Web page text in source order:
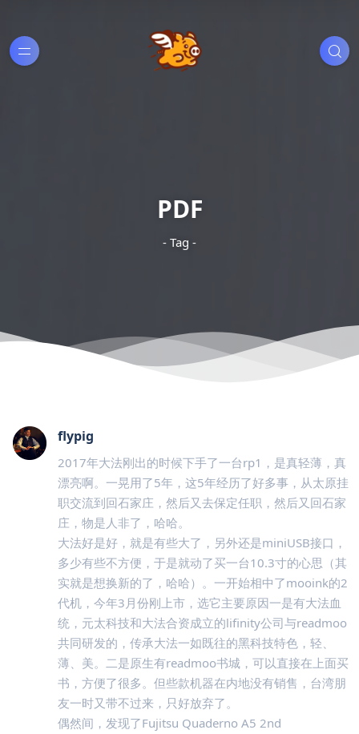
PDF
- Tag -
flypig
2017年大法刚出的时候下手了一台rp1，是真轻薄，真
漂亮啊。一晃用了5年，这5年经历了好多事，从太原挂
职交流到回石家庄，然后又去保定任职，然后又回石家
庄，物是人非了，哈哈。
大法好是好，就是有些大了，另外还是miniUSB接口，
多少有些不方便，于是就动了买一台10.3寸的心思（其
实就是想换新的了，哈哈）。一开始相中了mooink的2
代机，今年3月份刚上市，选它主要原因一是有大法血
统，元太科技和大法合资成立的lifinity公司与readmoo
共同研发的，传承大法一如既往的黑科技特色，轻、
薄、美。二是原生有readmoo书城，可以直接在上面买
书，方便了很多。但些款机器在内地没有销售，台湾朋
友一时又带不过来，只好放弃了。
偶然间，发现了Fujitsu Quaderno A5 2nd